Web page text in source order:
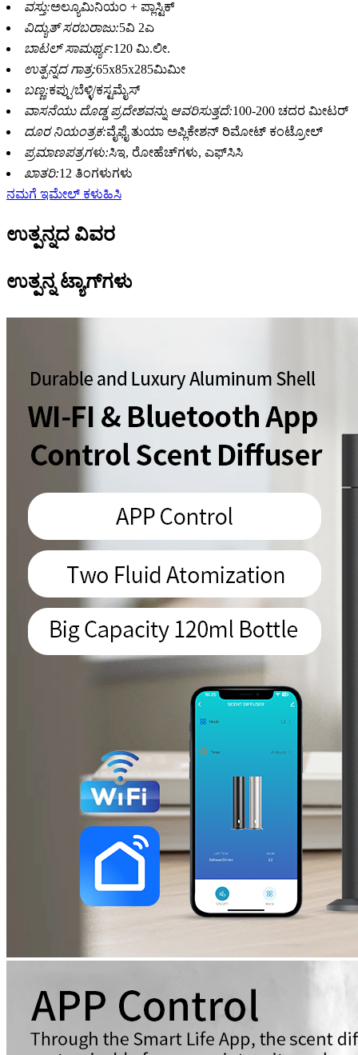
ವಸ್ತು:ಅಲ್ಯೂಮಿನಿಯಂ + ಪ್ಲಾಸ್ಟಿಕ್
ವಿದ್ಯುತ್ ಸರಬರಾಜು:5ವಿ 2ಎ
ಬಾಟಲ್ ಸಾಮರ್ಥ್ಯ:120 ಮಿ.ಲೀ.
ಉತ್ಪನ್ನದ ಗಾತ್ರ:65x85x285ಮಿಮೀ
ಬಣ್ಣ:ಕಪ್ಪು/ಬೆಳ್ಳಿ/ಕಸ್ಟಮೈಸ್
ವಾಸನೆಯು ದೊಡ್ಡ ಪ್ರದೇಶವನ್ನು ಆವರಿಸುತ್ತದೆ:100-200 ಚದರ ಮೀಟರ್
ದೂರ ನಿಯಂತ್ರಕ:ವೈಫೈ ತುಯಾ ಅಪ್ಲಿಕೇಶನ್ ರಿಮೋಟ್ ಕಂಟ್ರೋಲ್
ಪ್ರಮಾಣಪತ್ರಗಳು:ಸಿಇ, ರೋಹೆಚ್‌ಗಳು, ಎಫ್‌ಸಿಸಿ
ಖಾತರಿ:12 ತಿಂಗಳುಗಳು
ನಮಗೆ ಇಮೇಲ್ ಕಳುಹಿಸಿ
ಉತ್ಪನ್ನದ ವಿವರ
ಉತ್ಪನ್ನ ಟ್ಯಾಗ್‌ಗಳು